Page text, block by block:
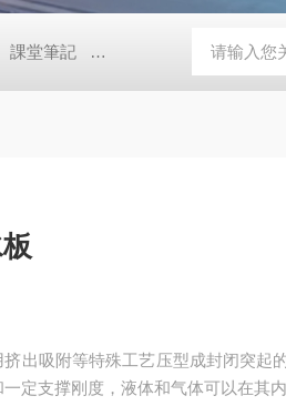
課堂筆記 88952634\'+\'
出吸附等特殊工艺压型成封闭突起
定支撑刚度，液体和气体可以在其